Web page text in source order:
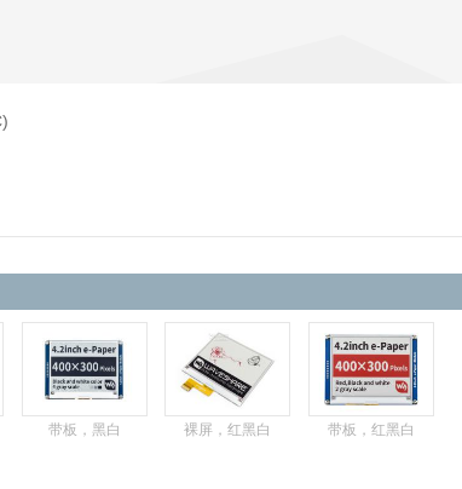
带板，黑白 裸屏，红黑白 带板，红黑白